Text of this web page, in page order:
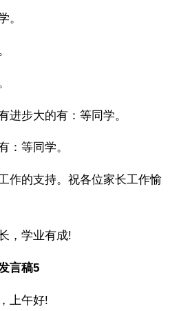
。
进步大的有：等同学。
：等同学。
作的支持。祝各位家长工作愉
，学业有成!
言稿5
上午好!